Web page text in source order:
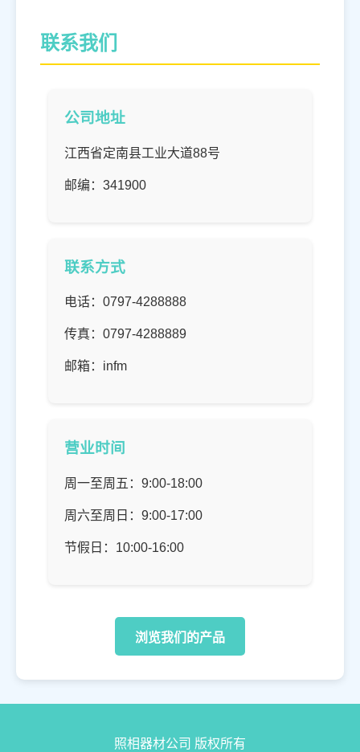
联系我们
公司地址
江西省定南县工业大道88号
邮编：341900
联系方式
电话：0797-4288888
传真：0797-4288889
邮箱：infm
营业时间
周一至周五：9:00-18:00
周六至周日：9:00-17:00
节假日：10:00-16:00
浏览我们的产品
照相器材公司 版权所有